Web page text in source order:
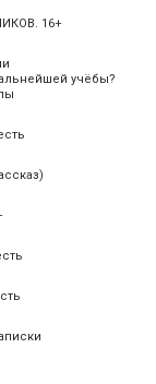
16+
учёбы?